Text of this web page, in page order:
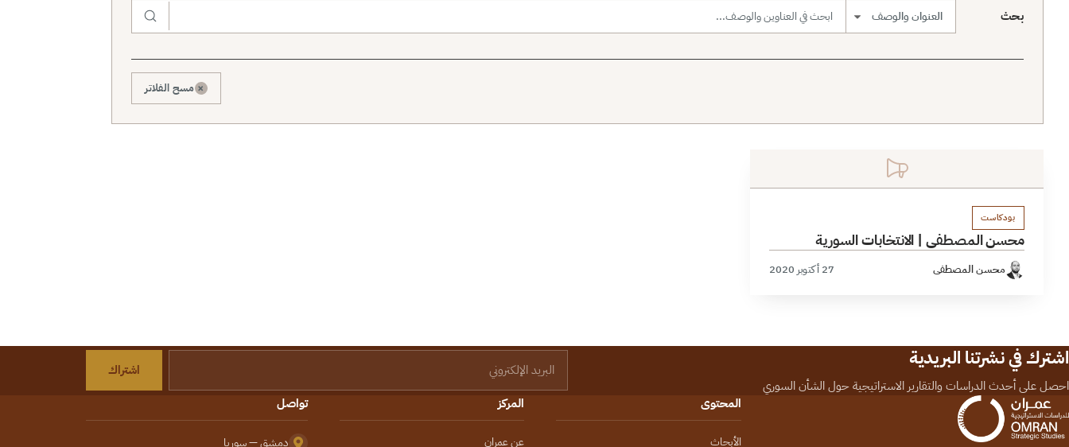
بحث نطاق البحث
× مسح الفلاتر
بودكاست
محسن المصطفى | الانتخابات السورية
محسن المصطفى 27 أكتوبر 2020
اشترك في نشرتنا البريدية
احصل على أحدث الدراسات والتقارير الاستراتيجية حول الشأن السوري
اشتراك
المحتوى
الأبحاث
المركز
عن عمران
تواصل
دمشق — سوريا